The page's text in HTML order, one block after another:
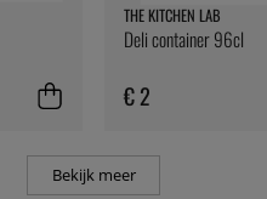
THE KITCHEN LAB
Deli container 96cl
€ 2
Bekijk meer